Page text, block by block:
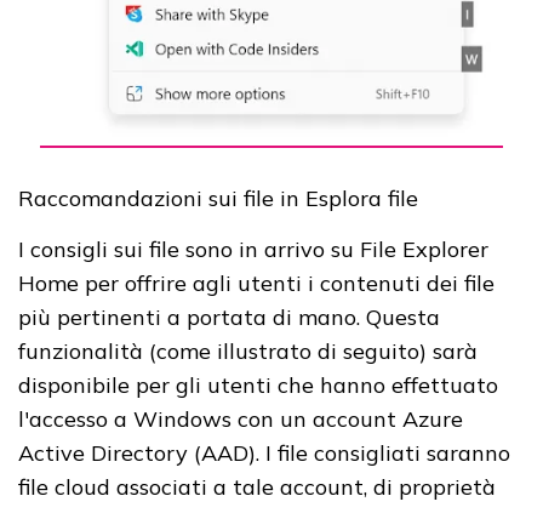
Raccomandazioni sui file in Esplora file
I consigli sui file sono in arrivo su File Explorer
Home per offrire agli utenti i contenuti dei file
più pertinenti a portata di mano. Questa
funzionalità (come illustrato di seguito) sarà
disponibile per gli utenti che hanno effettuato
l'accesso a Windows con un account Azure
Active Directory (AAD). I file consigliati saranno
file cloud associati a tale account, di proprietà